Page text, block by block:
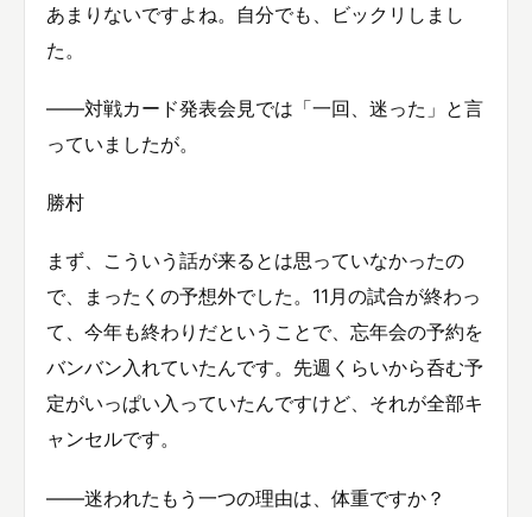
あまりないですよね。自分でも、ビックリしまし
た。
——対戦カード発表会見では「一回、迷った」と言
っていましたが。
勝村
まず、こういう話が来るとは思っていなかったの
で、まったくの予想外でした。11月の試合が終わっ
て、今年も終わりだということで、忘年会の予約を
バンバン入れていたんです。先週くらいから呑む予
定がいっぱい入っていたんですけど、それが全部キ
ャンセルです。
——迷われたもう一つの理由は、体重ですか？